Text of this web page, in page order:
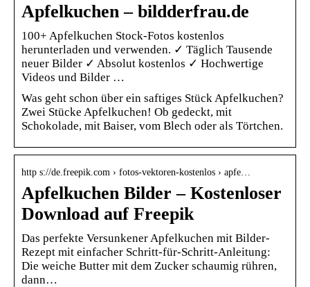
Apfelkuchen – bildderfrau.de
100+ Apfelkuchen Stock-Fotos kostenlos
herunterladen und verwenden. ✓ Täglich Tausende
neuer Bilder ✓ Absolut kostenlos ✓ Hochwertige
Videos und Bilder …
Was geht schon über ein saftiges Stück Apfelkuchen?
Zwei Stücke Apfelkuchen! Ob gedeckt, mit
Schokolade, mit Baiser, vom Blech oder als Törtchen.
http s://de.freepik.com › fotos-vektoren-kostenlos › apfe…
Apfelkuchen Bilder – Kostenloser
Download auf Freepik
Das perfekte Versunkener Apfelkuchen mit Bilder-
Rezept mit einfacher Schritt-für-Schritt-Anleitung:
Die weiche Butter mit dem Zucker schaumig rühren,
dann…